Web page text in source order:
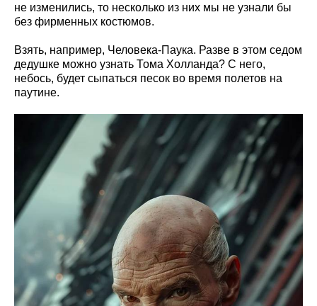
не изменились, то несколько из них мы не узнали бы
без фирменных костюмов.
Взять, например, Человека-Паука. Разве в этом седом
дедушке можно узнать Тома Холланда? С него,
небось, будет сыпаться песок во время полетов на
паутине.